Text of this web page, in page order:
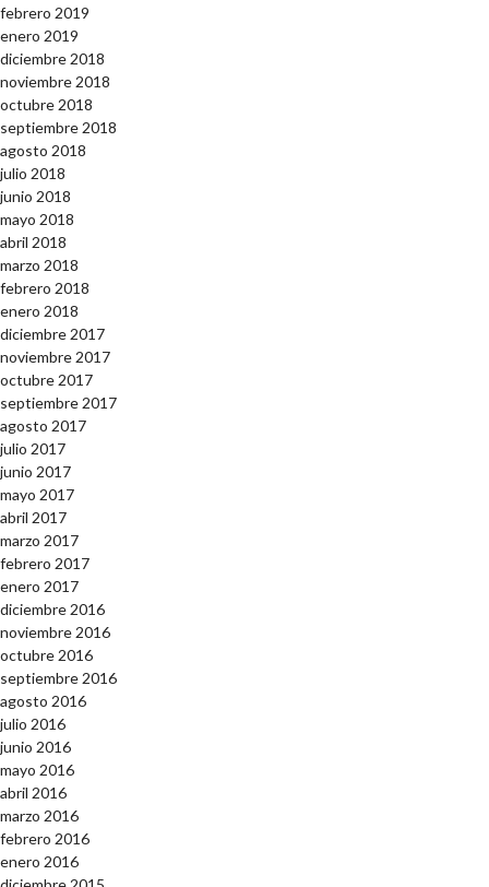
febrero 2019
enero 2019
diciembre 2018
noviembre 2018
octubre 2018
septiembre 2018
agosto 2018
julio 2018
junio 2018
mayo 2018
abril 2018
marzo 2018
febrero 2018
enero 2018
diciembre 2017
noviembre 2017
octubre 2017
septiembre 2017
agosto 2017
julio 2017
junio 2017
mayo 2017
abril 2017
marzo 2017
febrero 2017
enero 2017
diciembre 2016
noviembre 2016
octubre 2016
septiembre 2016
agosto 2016
julio 2016
junio 2016
mayo 2016
abril 2016
marzo 2016
febrero 2016
enero 2016